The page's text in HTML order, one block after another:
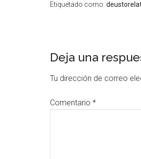
Etiquetado como:
Deja una
Tu dirección de correo
Comentario *